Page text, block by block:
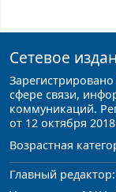
Сетевое
сфере связи,
коммуникаций.
от 12 октября 2018
Возрастная
Главный